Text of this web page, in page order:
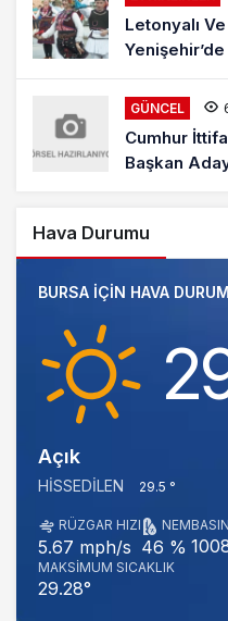
Letonyalı
Yenişehir’de
GÜNCEL
Cumhur
Başkan
Hava Durumu
BURSA IÇIN HAVA
Açık
HISSEDILEN 29.5 °
RÜZGAR HIZI
5.67 mph/s
NEM
46 %
MAKSIMUM SICAKLIK
29.28°